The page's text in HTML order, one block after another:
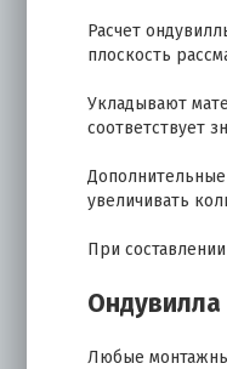
Расчет
плоскость
Укладывают
соответствует
увеличивать
При
Любые